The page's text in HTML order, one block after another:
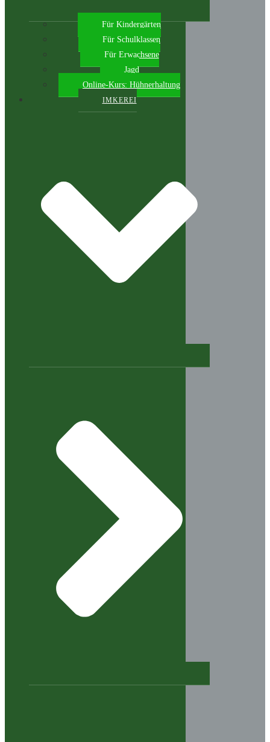
Für Kindergärten
Für Schulklassen
Für Erwachsene
Jagd
Online-Kurs: Hühnerhaltung
IMKEREI